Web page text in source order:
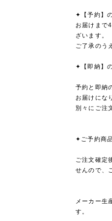
✦【予約】
お届けまで
ざいます。
ご了承のう
✦【即納】
予約と即納
お届けにな
別々にご注
✦ご予約商
ご注文確定
せんので、
メーカー生
す。